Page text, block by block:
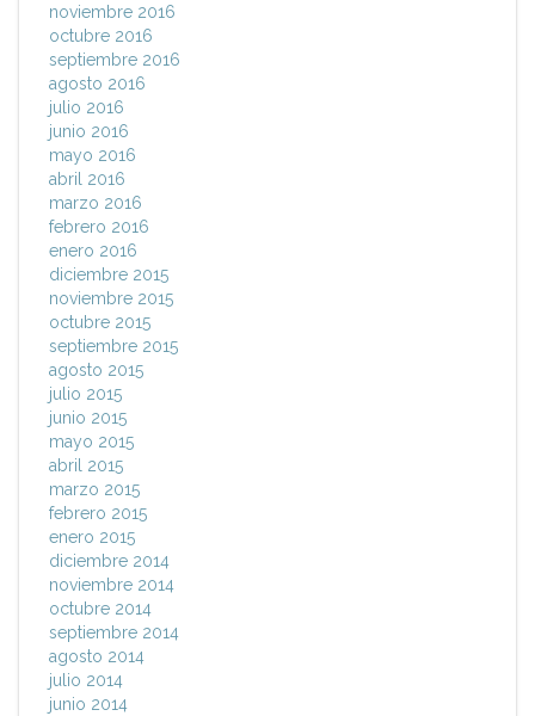
noviembre 2016
octubre 2016
septiembre 2016
agosto 2016
julio 2016
junio 2016
mayo 2016
abril 2016
marzo 2016
febrero 2016
enero 2016
diciembre 2015
noviembre 2015
octubre 2015
septiembre 2015
agosto 2015
julio 2015
junio 2015
mayo 2015
abril 2015
marzo 2015
febrero 2015
enero 2015
diciembre 2014
noviembre 2014
octubre 2014
septiembre 2014
agosto 2014
julio 2014
junio 2014